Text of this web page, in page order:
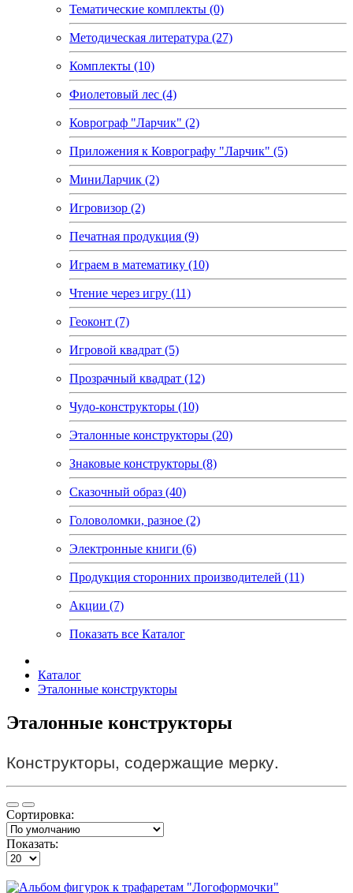
Тематические комплекты (0)
Методическая литература (27)
Комплекты (10)
Фиолетовый лес (4)
Коврограф "Ларчик" (2)
Приложения к Коврографу "Ларчик" (5)
МиниЛарчик (2)
Игровизор (2)
Печатная продукция (9)
Играем в математику (10)
Чтение через игру (11)
Геоконт (7)
Игровой квадрат (5)
Прозрачный квадрат (12)
Чудо-конструкторы (10)
Эталонные конструкторы (20)
Знаковые конструкторы (8)
Сказочный образ (40)
Головоломки, разное (2)
Электронные книги (6)
Продукция сторонних производителей (11)
Акции (7)
Показать все Каталог
Каталог
Эталонные конструкторы
Эталонные конструкторы
Конструкторы, содержащие мерку.
Сортировка:
Показать: